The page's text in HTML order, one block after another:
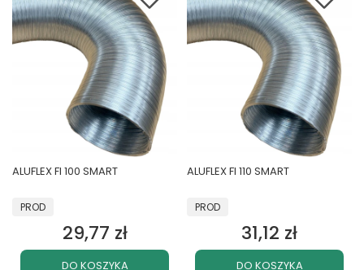
ALUFLEX FI 100 SMART
PRODUCENT
PROD
Cena
29,77 zł
DO KOSZYKA
ALUFLEX FI 110 SMART
PRODUCENT
PROD
Cena
31,12 zł
DO KOSZYKA